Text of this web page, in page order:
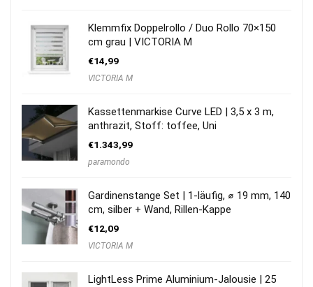
Klemmfix Doppelrollo / Duo Rollo 70×150
cm grau | VICTORIA M
€14,99
VICTORIA M
Kassettenmarkise Curve LED | 3,5 x 3 m,
anthrazit, Stoff: toffee, Uni
€1.343,99
paramondo
Gardinenstange Set | 1-läufig, ⌀ 19 mm, 140
cm, silber + Wand, Rillen-Kappe
€12,09
VICTORIA M
LightLess Prime Aluminium-Jalousie | 25